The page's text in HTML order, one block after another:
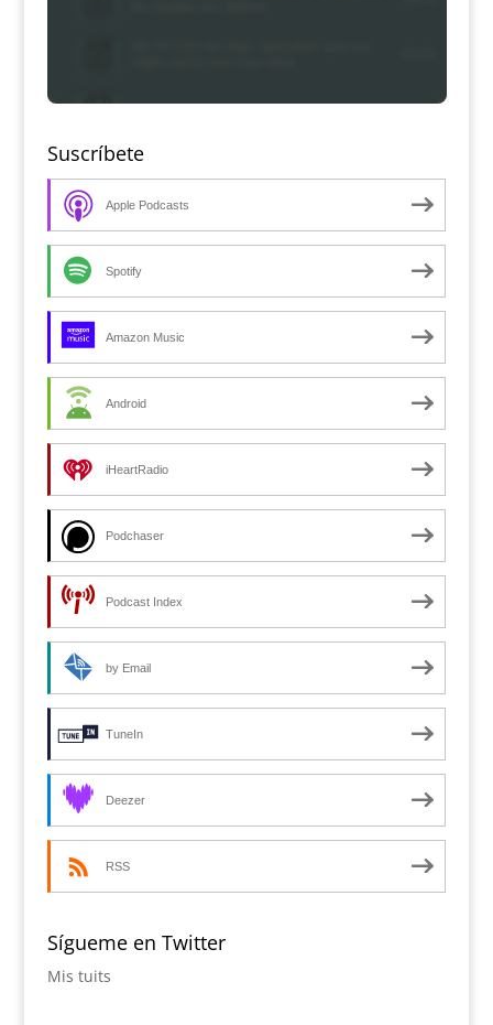
Suscríbete
Apple Podcasts
Spotify
Amazon Music
Android
iHeartRadio
Podchaser
Podcast Index
by Email
TuneIn
Deezer
RSS
Sígueme en Twitter
Mis tuits